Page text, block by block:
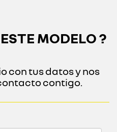
MODELO ?
con tus datos y nos
contigo.